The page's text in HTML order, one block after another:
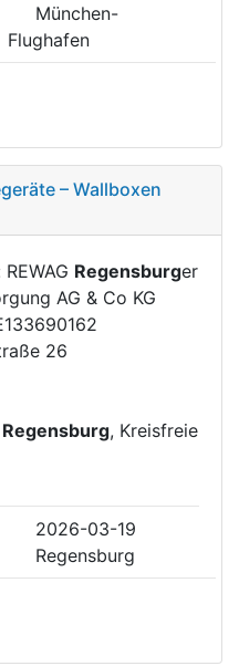
München-
Flughafen
– Wallboxen
Regensburger
AG & Co KG
26
Regensburg, Kreisfreie
2026-03-19
Regensburg